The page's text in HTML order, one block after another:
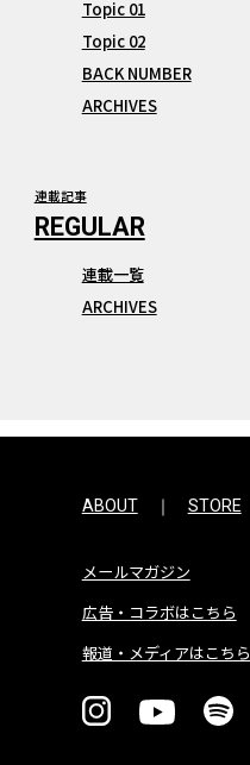
Topic 01
Topic 02
BACK NUMBER
ARCHIVES
連載記事
連載一覧
ARCHIVES
ABOUT STORE
メールマガジン
広告・コラボはこちら
報道・メディアはこちら